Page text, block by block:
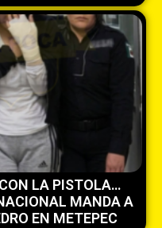
LA PISTOLA…
MANDA A
EN METEPEC